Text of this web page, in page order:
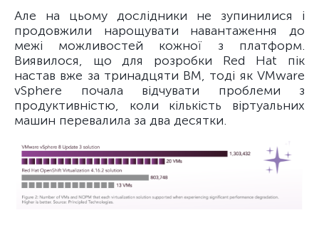
Але на цьому дослідники не зупинилися і
продовжили нарощувати навантаження до
межі можливостей кожної з платформ.
Виявилося, що для розробки Red Hat пік
настав вже за тринадцяти ВМ, тоді як VMware
vSphere почала відчувати проблеми з
продуктивністю, коли кількість віртуальних
машин перевалила за два десятки.